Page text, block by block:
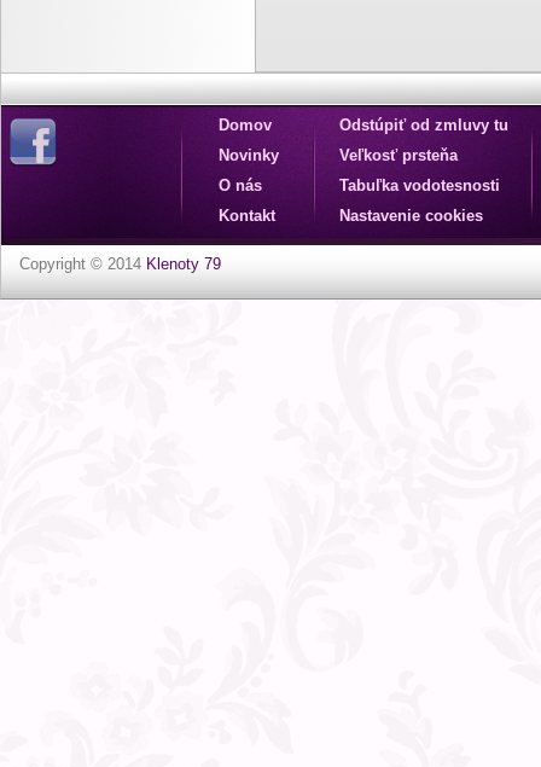
Domov
Novinky
O nás
Kontakt
Odstúpiť od zmluvy tu
Veľkosť prsteňa
Tabuľka vodotesnosti
Nastavenie cookies
Copyright © 2014 Klenoty 79